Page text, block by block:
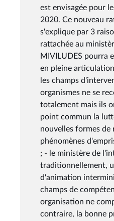
est envisagée pour
2020. Ce nouveau
s'explique par 3
rattachée au
MIVILUDES pourra
en pleine
les champs
organismes ne se
totalement mais ils
point commun la
nouvelles formes
phénomènes
; - le ministère de
traditionnellement,
d'animation
champs de
organisation ne
contraire, la bonne